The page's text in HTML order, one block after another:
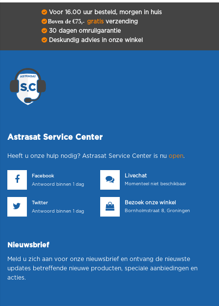
Voor 16.00 uur besteld, morgen in huis
Boven de €75,- gratisverzending
30 dagen omruilgarantie
Deskundig advies in onze winkel
Astrasat Service Center
Heeft u onze hulp nodig? Astrasat Service Center is nu open.
Facebook
Antwoord binnen 1 dag
Livechat
Momenteel niet beschikbaar
Twitter
Antwoord binnen 1 dag
Bezoek onze winkel
Bornholmstraat 8, Groningen
Nieuwsbrief
Meld u zich aan voor onze nieuwsbrief en ontvang de nieuwste
updates betreffende nieuwe producten, speciale aanbiedingen en
acties.